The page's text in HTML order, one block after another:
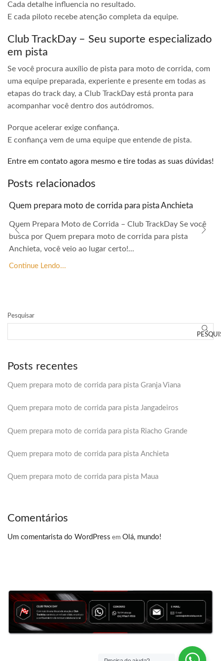
Cada detalhe influencia no resultado.
E cada piloto recebe atenção completa da equipe.
Club TrackDay – Seu suporte especializado
em pista
Se você procura auxílio de pista para moto de corrida, com
uma equipe preparada, experiente e presente em todas as
etapas do track day, a Club TrackDay está pronta para
acompanhar você dentro dos autódromos.
Porque acelerar exige confiança.
E confiança vem de uma equipe que entende de pista.
Entre em contato agora mesmo e tire todas as suas dúvidas!
Posts relacionados
Quem prepara moto de corrida para pista Anchieta
Quem Prepara Moto de Corrida – Club TrackDay Se você
busca por Quem prepara moto de corrida para pista
Anchieta, você veio ao lugar certo!...
Continue Lendo...
Pesquisar
Posts recentes
Quem prepara moto de corrida para pista Granja Viana
Quem prepara moto de corrida para pista Jangadeiros
Quem prepara moto de corrida para pista Riacho Grande
Quem prepara moto de corrida para pista Anchieta
Quem prepara moto de corrida para pista Maua
Comentários
Um comentarista do WordPress em Olá, mundo!